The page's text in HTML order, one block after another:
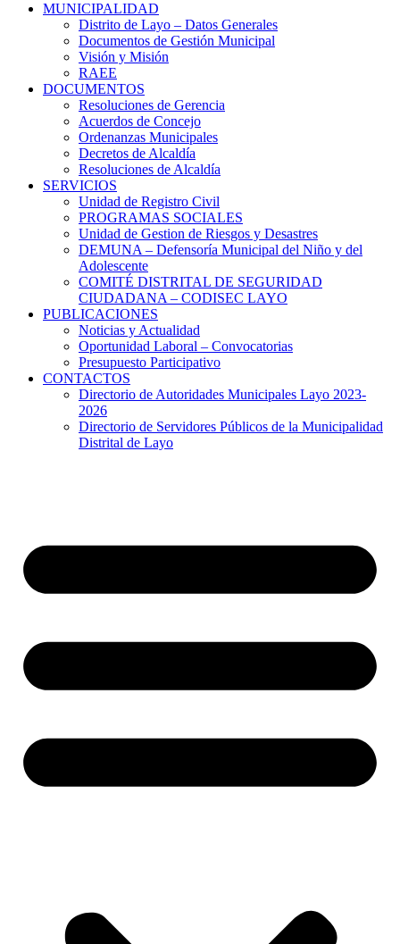
MUNICIPALIDAD
Distrito de Layo – Datos Generales
Documentos de Gestión Municipal
Visión y Misión
RAEE
DOCUMENTOS
Resoluciones de Gerencia
Acuerdos de Concejo
Ordenanzas Municipales
Decretos de Alcaldía
Resoluciones de Alcaldía
SERVICIOS
Unidad de Registro Civil
PROGRAMAS SOCIALES
Unidad de Gestion de Riesgos y Desastres
DEMUNA – Defensoría Municipal del Niño y del
Adolescente
COMITÉ DISTRITAL DE SEGURIDAD
CIUDADANA – CODISEC LAYO
PUBLICACIONES
Noticias y Actualidad
Oportunidad Laboral – Convocatorias
Presupuesto Participativo
CONTACTOS
Directorio de Autoridades Municipales Layo 2023-
2026
Directorio de Servidores Públicos de la Municipalidad
Distrital de Layo